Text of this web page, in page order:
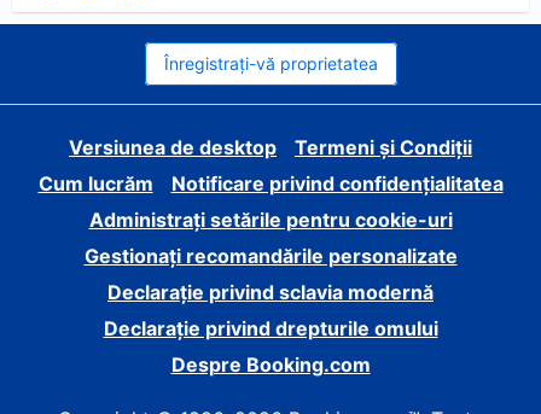
Înregistrați-vă proprietatea
Versiunea de desktop
Termeni și Condiții
Cum lucrăm
Notificare privind confidențialitatea
Administrați setările pentru cookie-uri
Gestionați recomandările personalizate
Declarație privind sclavia modernă
Declarație privind drepturile omului
Despre Booking.com